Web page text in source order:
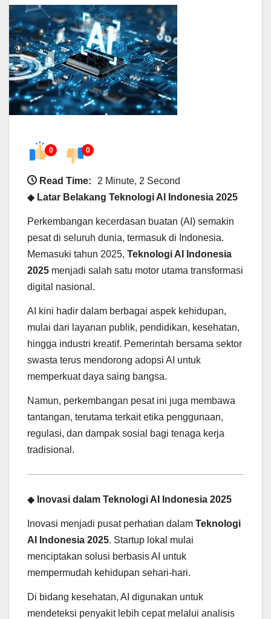
0 0
Read Time:
2 Minute, 2 Second
◆ Latar Belakang Teknologi AI Indonesia 2025
Perkembangan kecerdasan buatan (AI) semakin
pesat di seluruh dunia, termasuk di Indonesia.
Memasuki tahun 2025, Teknologi AI Indonesia
2025 menjadi salah satu motor utama transformasi
digital nasional.
AI kini hadir dalam berbagai aspek kehidupan,
mulai dari layanan publik, pendidikan, kesehatan,
hingga industri kreatif. Pemerintah bersama sektor
swasta terus mendorong adopsi AI untuk
memperkuat daya saing bangsa.
Namun, perkembangan pesat ini juga membawa
tantangan, terutama terkait etika penggunaan,
regulasi, dan dampak sosial bagi tenaga kerja
tradisional.
◆ Inovasi dalam Teknologi AI Indonesia 2025
Inovasi menjadi pusat perhatian dalam Teknologi
AI Indonesia 2025. Startup lokal mulai
menciptakan solusi berbasis AI untuk
mempermudah kehidupan sehari-hari.
Di bidang kesehatan, AI digunakan untuk
mendeteksi penyakit lebih cepat melalui analisis